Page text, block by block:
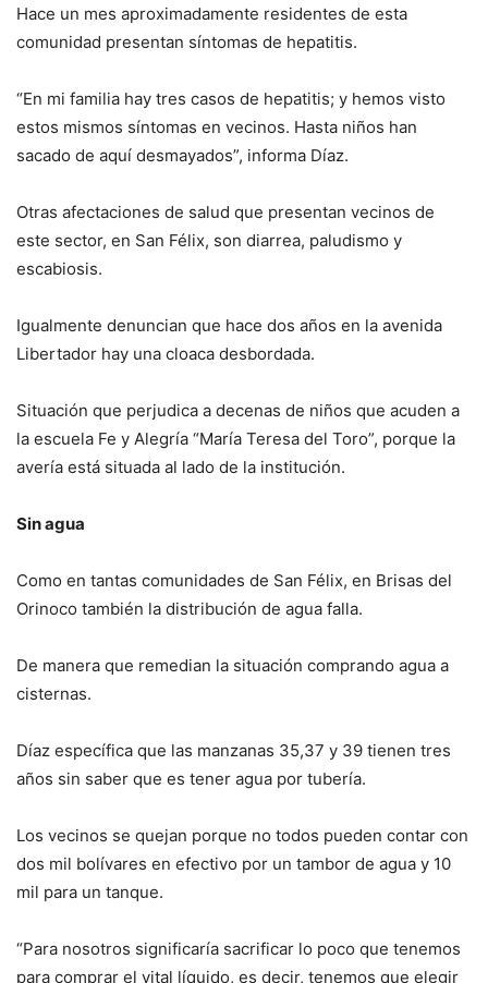
Hace un mes aproximadamente residentes de esta
comunidad presentan síntomas de hepatitis.
“En mi familia hay tres casos de hepatitis; y hemos visto
estos mismos síntomas en vecinos. Hasta niños han
sacado de aquí desmayados”, informa Díaz.
Otras afectaciones de salud que presentan vecinos de
este sector, en San Félix, son diarrea, paludismo y
escabiosis.
Igualmente denuncian que hace dos años en la avenida
Libertador hay una cloaca desbordada.
Situación que perjudica a decenas de niños que acuden a
la escuela Fe y Alegría “María Teresa del Toro”, porque la
avería está situada al lado de la institución.
Sin agua
Como en tantas comunidades de San Félix, en Brisas del
Orinoco también la distribución de agua falla.
De manera que remedian la situación comprando agua a
cisternas.
Díaz específica que las manzanas 35,37 y 39 tienen tres
años sin saber que es tener agua por tubería.
Los vecinos se quejan porque no todos pueden contar con
dos mil bolívares en efectivo por un tambor de agua y 10
mil para un tanque.
“Para nosotros significaría sacrificar lo poco que tenemos
para comprar el vital líquido, es decir, tenemos que elegir